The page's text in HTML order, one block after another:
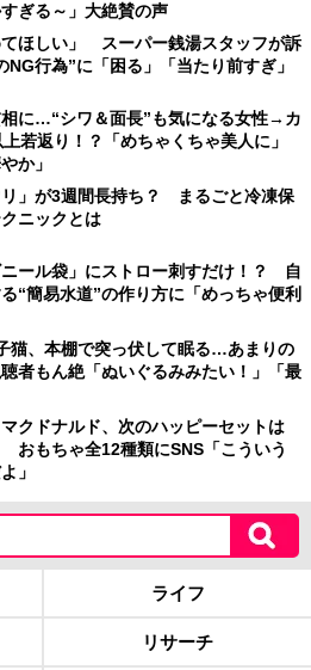
ぎる～」大絶賛の声
てほしい」 スーパー銭湯スタッフが訴
NG行為”に「困る」「当たり前すぎ」
に…“シワ＆面長”も気になる女性→カ
若返り！？「めちゃくちゃ美人に」
か」
」が3週間長持ち？ まるごと冷凍保
ニックとは
ニール袋」にストロー刺すだけ！？ 自
“簡易水道”の作り方に「めっちゃ便利
猫、本棚で突っ伏して眠る…あまりの
者もん絶「ぬいぐるみみたい！」「最
マクドナルド、次のハッピーセットは
おもちゃ全12種類にSNS「こういう
」
ライフ
リサーチ